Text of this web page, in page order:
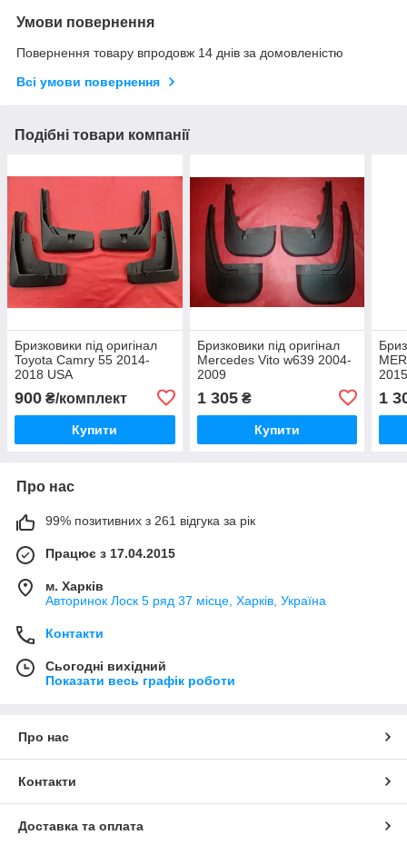
Умови повернення
Повернення товару впродовж 14 днів за домовленістю
Всі умови повернення
Подібні товари компанії
Бризковики під оригінал
Toyota Camry 55 2014-
2018 USA
900 ₴/комплект
Купити
Бризковики під оригінал
Mercedes Vito w639 2004-
2009
1 305₴
Купити
1
Про нас
99% позитивних з 261 відгука за рік
Працює з 17.04.2015
м. Харків
Авторинок Лоск 5 ряд 37 місце, Харків, Україна
Контакти
Сьогодні вихідний
Показати весь графік роботи
Про нас
Контакти
Доставка та оплата